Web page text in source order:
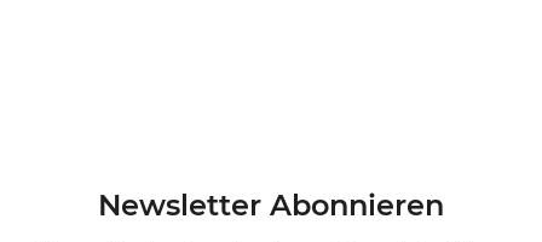
Newsletter Abonnieren